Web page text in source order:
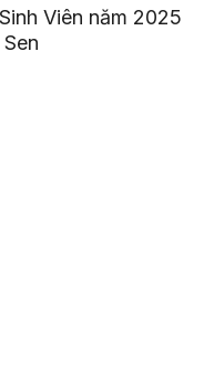
Viên năm 2025